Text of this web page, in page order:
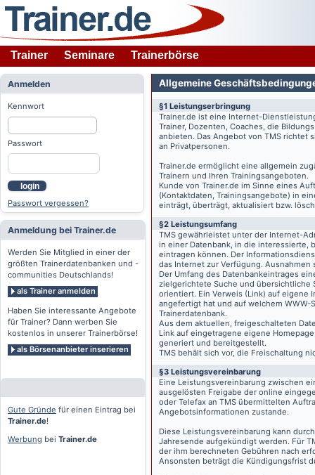
Trainer Seminare Trainerbörse
Anmelden
Kennwort
Passwort
login
Passwort vergessen?
Anmeldung bei Trainer.de
Werden Sie Mitglied in einer der
größten Trainerdatenbanken und -
communities Deutschlands!
als Trainer anmelden
Haben Sie interessante Angebote
für Trainer? Dann werben Sie
kostenlos in unserer Trainerbörse!
als Börsenanbieter inserieren
Gute Gründe für einen Eintrag bei
Trainer.de!
Werbung bei Trainer.de
Allgemeine
§1 Leistungserbringung
Trainer.de ist eine Internet-
Trainer, Dozenten, Coaches, die
anbieten. Das Angebot von TMS richtet
an Privatpersonen.
Trainer.de ermöglicht eine allgemein
Trainern und Ihren Trainingsangeboten.
Kunde von Trainer.de im Sinne eines
(Kontaktdaten, Trainingsangebote) in
einträgt, überträgt, aktualisiert bzw.
§2 Leistungsumfang
TMS gewährleistet unter der Internet-
in einer Datenbank, in die interessierte,
eintragen können. Der
das Internet zur Verfügung.
Der Umfang des Datenbankeintrages
zielgerichtete Suche und übersichtliche
orientiert. Ein Verweis (Link) auf eigene
angefertigt hat und auf welchem
Trainerdatenbank.
Aus dem aktuellen, freigeschalteten
Link auf eingetragene eigene
generiert und bereitgestellt.
TMS behält sich vor, die Freischaltung
§3 Leistungsvereinbarung
Eine Leistungsvereinbarung zwischen
ausgelösten Freigabe der online
oder Telefax an TMS übermittelten
Angebotsinformationen zustande.
Diese Leistungsvereinbarung kann
Jahresende aufgekündigt werden. Für
der ihm berechneten Gebühren nach
Ansonsten beträgt die Kündigungsfrist